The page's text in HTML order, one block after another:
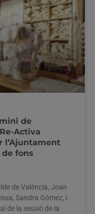
de
Activa
l’Ajuntament
de fons
de València, Joan
Sandra Gómez, i
de la sessió de la